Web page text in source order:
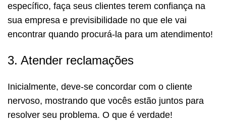
específico, faça seus clientes terem confiança na
sua empresa e previsibilidade no que ele vai
encontrar quando procurá-la para um atendimento!
3. Atender reclamações
Inicialmente, deve-se concordar com o cliente
nervoso, mostrando que vocês estão juntos para
resolver seu problema. O que é verdade!